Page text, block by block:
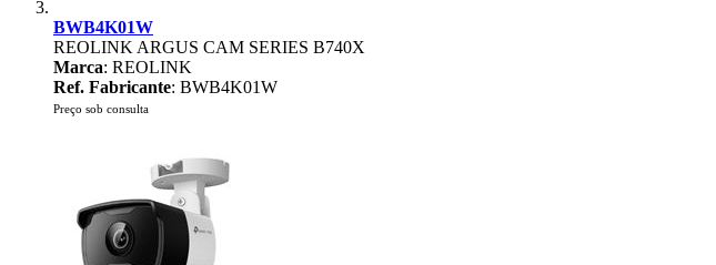
BWB4K01W
REOLINK ARGUS CAM SERIES B740X
Marca: REOLINK
Ref. Fabricante: BWB4K01W
Preço sob consulta